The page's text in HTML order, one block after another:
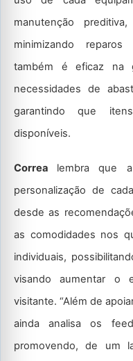
manutenção
minimizando
também é eficaz na
necessidades de
garantindo que
disponíveis.
Correa lembra que
personalização de
desde as
as comodidades nos
individuais,
visando aumentar o
visitante. “Além de
ainda analisa os
promovendo, de um